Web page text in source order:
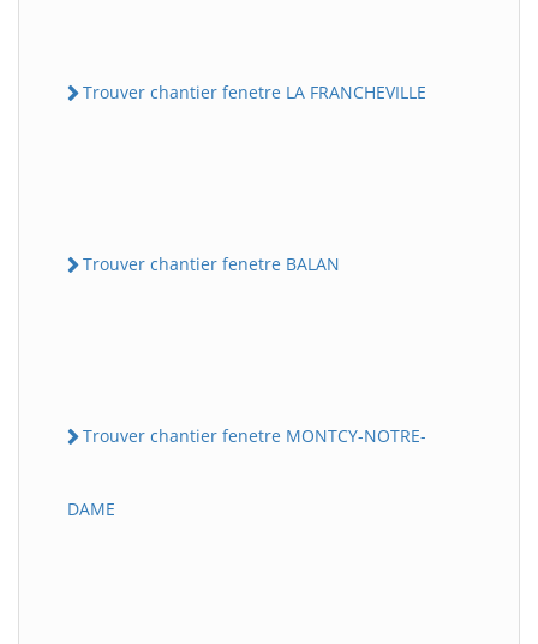
Trouver chantier fenetre LA FRANCHEVILLE
Trouver chantier fenetre BALAN
Trouver chantier fenetre MONTCY-NOTRE-
DAME